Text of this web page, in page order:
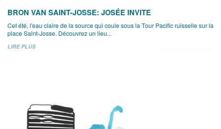
BRON VAN SAINT-JOSSE: JOSÉE INVITE
Cet été, l'eau claire de la source qui coule sous la Tour Pacific ruisselle sur la
place Saint-Josse. Découvrez un lieu...
LIRE PLUS